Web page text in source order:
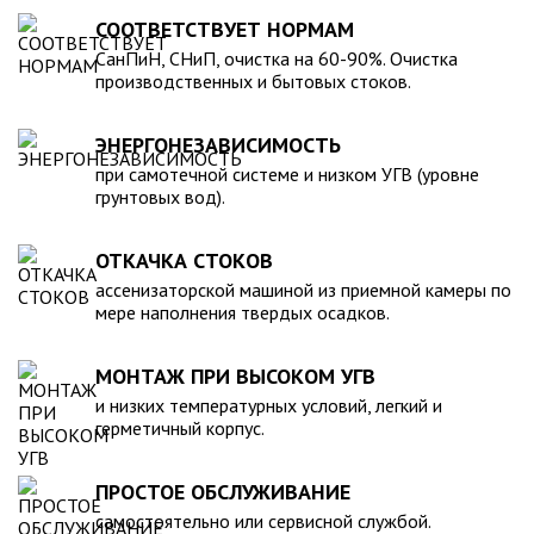
для машины. При подборе септика нужно рассчитать объем
стоков в зависимости от количества пользователей и
возможности залпового слива.
устойчивость к воздействию любых агрессивных веществ.
2. Возможность использования при больших перепадах
температуры, в том числе при очень низких в зимний
период. 3. Долговечность – срок эксплуатации исчисляется
устанавливается на подготовленном месте в течение
нескольких часов. 5. Простота обслуживания.В
ассортименте продукции, реализуемой нашей компанией –
пластиковые и стеклопластиковые изделия, изготовленные
в полном соответствии с Государственными стандартами,
санитарно-гигиеническими и другими нормативами.
СООТВЕТСТВУЕТ НОРМАМ
СанПиН, СНиП, очистка на 60-90%. Очистка
производственных и бытовых стоков.
ЭНЕРГОНЕЗАВИСИМОСТЬ
при самотечной системе и низком УГВ (уровне
грунтовых вод).
ОТКАЧКА СТОКОВ
ассенизаторской машиной из приемной камеры по
мере наполнения твердых осадков.
МОНТАЖ ПРИ ВЫСОКОМ УГВ
и низких температурных условий, легкий и
герметичный корпус.
ПРОСТОЕ ОБСЛУЖИВАНИЕ
самостоятельно или сервисной службой.